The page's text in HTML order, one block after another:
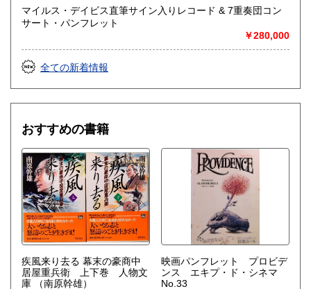
一般（その他）
アナログ・レコードやCDなどの音楽・音声・映像メディア
マイルス・デイビス直筆サイン入りレコード & 7重奏団コン
サート・パンフレット
￥280,000
全ての新着情報
おすすめの書籍
疾風来り去る 幕末の豪商中
居屋重兵衛 上下巻 人物文
庫
（南原幹雄）
映画パンフレット プロビデ
ンス エキプ・ド・シネマ
No.33